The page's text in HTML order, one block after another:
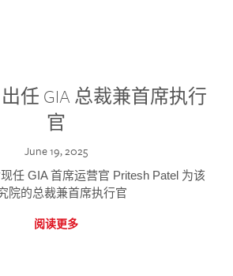
出任 GIA 总裁兼首席执行
官
June 19, 2025
任 GIA 首席运营官 Pritesh Patel 为该
院的总裁兼首席执行官
阅读更多